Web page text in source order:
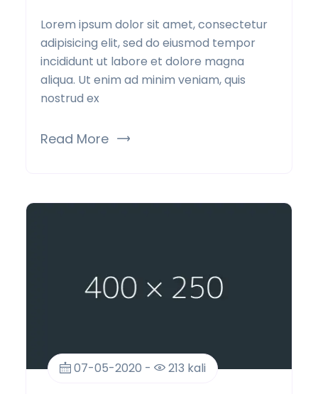
Lorem ipsum dolor sit amet, consectetur
adipisicing elit, sed do eiusmod tempor
incididunt ut labore et dolore magna
aliqua. Ut enim ad minim veniam, quis
nostrud ex
Read More
07-05-2020 - 213 kali